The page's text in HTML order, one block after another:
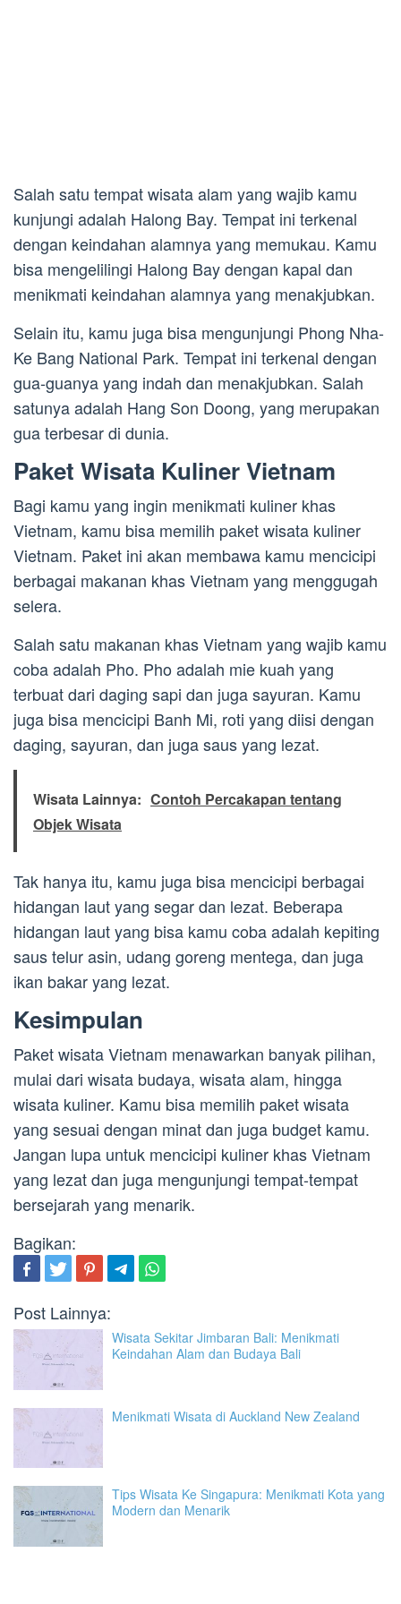
Salah satu tempat wisata alam yang wajib kamu
kunjungi adalah Halong Bay. Tempat ini terkenal
dengan keindahan alamnya yang memukau. Kamu
bisa mengelilingi Halong Bay dengan kapal dan
menikmati keindahan alamnya yang menakjubkan.
Selain itu, kamu juga bisa mengunjungi Phong Nha-
Ke Bang National Park. Tempat ini terkenal dengan
gua-guanya yang indah dan menakjubkan. Salah
satunya adalah Hang Son Doong, yang merupakan
gua terbesar di dunia.
Paket Wisata Kuliner Vietnam
Bagi kamu yang ingin menikmati kuliner khas
Vietnam, kamu bisa memilih paket wisata kuliner
Vietnam. Paket ini akan membawa kamu mencicipi
berbagai makanan khas Vietnam yang menggugah
selera.
Salah satu makanan khas Vietnam yang wajib kamu
coba adalah Pho. Pho adalah mie kuah yang
terbuat dari daging sapi dan juga sayuran. Kamu
juga bisa mencicipi Banh Mi, roti yang diisi dengan
daging, sayuran, dan juga saus yang lezat.
Wisata Lainnya: Contoh Percakapan tentang
Objek Wisata
Tak hanya itu, kamu juga bisa mencicipi berbagai
hidangan laut yang segar dan lezat. Beberapa
hidangan laut yang bisa kamu coba adalah kepiting
saus telur asin, udang goreng mentega, dan juga
ikan bakar yang lezat.
Kesimpulan
Paket wisata Vietnam menawarkan banyak pilihan,
mulai dari wisata budaya, wisata alam, hingga
wisata kuliner. Kamu bisa memilih paket wisata
yang sesuai dengan minat dan juga budget kamu.
Jangan lupa untuk mencicipi kuliner khas Vietnam
yang lezat dan juga mengunjungi tempat-tempat
bersejarah yang menarik.
Bagikan:
Post Lainnya:
Wisata Sekitar Jimbaran Bali: Menikmati
Keindahan Alam dan Budaya Bali
Menikmati Wisata di Auckland New Zealand
Tips Wisata Ke Singapura: Menikmati Kota yang
Modern dan Menarik